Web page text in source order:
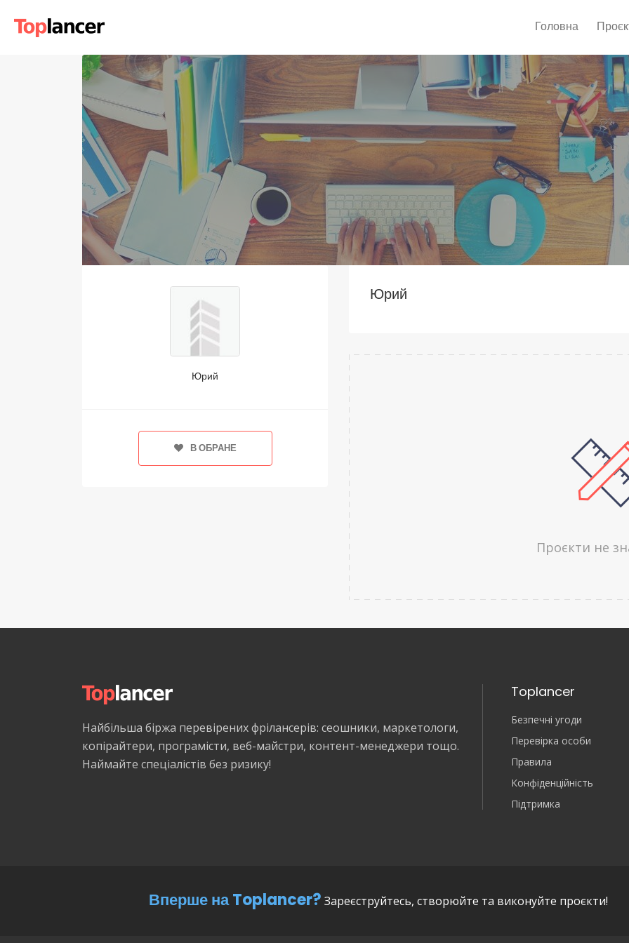
Головна
Юрий
В ОБРАНЕ
Юрий
Проєкти не
Найбільша біржа перевірених фрілансерів: сеошники, маркетологи,
копірайтери, програмісти, веб-майстри, контент-менеджери тощо.
Наймайте спеціалістів без ризику!
Toplancer
Безпечні угоди
Перевірка особи
Правила
Конфіденційність
Підтримка
Вперше на Toplancer? Зареєструйтесь, створюйте та виконуйте проєкти!